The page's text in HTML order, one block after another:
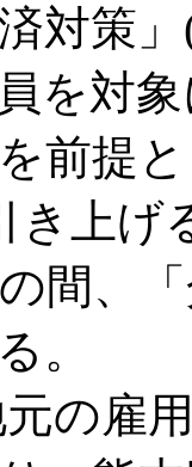
対策
を対
前提
き上
間、
。
の雇